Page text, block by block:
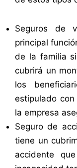
Seguros de
principal
de la familia
cubrirá un
los
estipulado
la empresa
Seguro de
tiene un
accidente